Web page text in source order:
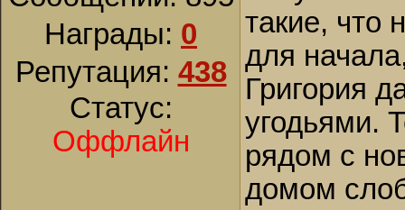
Награды: 0
Репутация: 438
Статус:
Оффлайн
такие, что
для
Григория
угодьями.
рядом с
домом